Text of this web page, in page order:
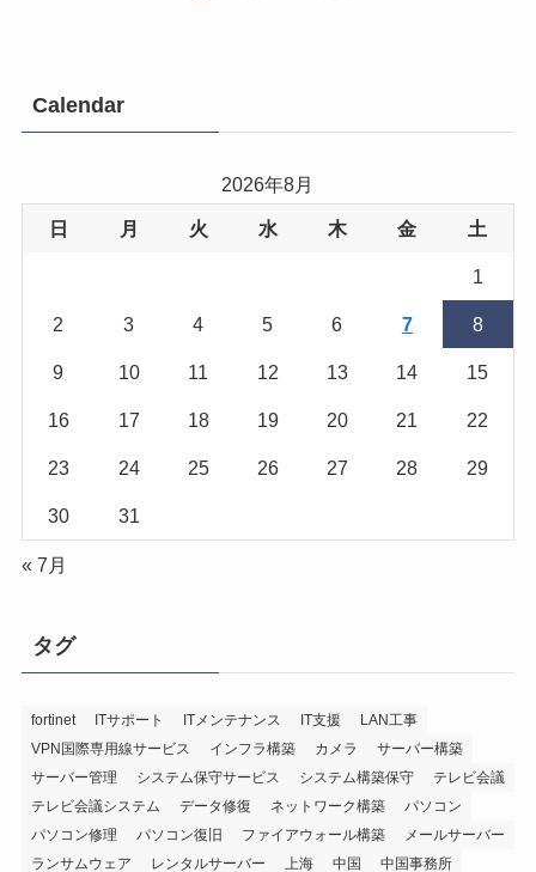
Calendar
2026年8月
日 月 火 水 木 金 土
1
2 3 4 5 6 7 8
9 10 11 12 13 14 15
16 17 18 19 20 21 22
23 24 25 26 27 28 29
30 31
« 7月
タグ
fortinet ITサポート ITメンテナンス IT支援
LAN工事
VPN国際専用線サービス
インフラ構築 カメラ
サーバー構築
サーバー管理
システム保守サービス システム構築保守
テレビ会議
テレビ会議システム
データ修復 ネットワーク構築
パソコン
パソコン修理
パソコン復旧 ファイアウォール構築
メールサーバー
ランサムウェア
レンタルサーバー 上海 中国
中国事務所